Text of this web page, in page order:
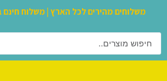
משלוחים מהירים לכל הארץ | משלוח חינם